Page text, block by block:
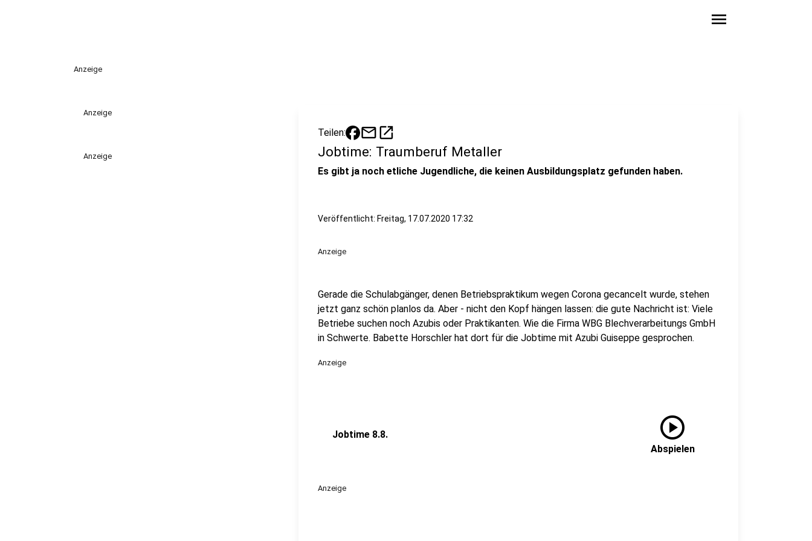
menu
Anzeige
Anzeige
Anzeige
Teilen: mailopen_in_new
Jobtime: Traumberuf Metaller
Es gibt ja noch etliche Jugendliche, die keinen Ausbildungsplatz gefunden haben.
Veröffentlicht: Freitag, 17.07.2020 17:32
Anzeige
Gerade die Schulabgänger, denen Betriebspraktikum wegen Corona gecancelt wurde, stehen
jetzt ganz schön planlos da. Aber - nicht den Kopf hängen lassen: die gute Nachricht ist: Viele
Betriebe suchen noch Azubis oder Praktikanten. Wie die Firma WBG Blechverarbeitungs GmbH
in Schwerte. Babette Horschler hat dort für die Jobtime mit Azubi Guiseppe gesprochen.
Anzeige
Jobtime 8.8. play_circle
Abspielen
Anzeige